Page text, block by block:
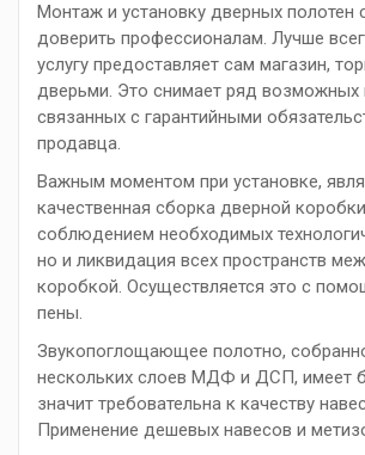
Монтаж и установку дверных полотен
доверить профессионалам. Лучше
услугу предоставляет сам магазин,
дверьми. Это снимает ряд возможных
связанных с гарантийными
продавца.
Важным моментом при установке,
качественная сборка дверной
соблюдением необходимых
но и ликвидация всех пространств
коробкой. Осуществляется это с
пены.
Звукопоглощающее полотно,
нескольких слоев МДФ и ДСП, имеет
значит требовательна к качеству
Применение дешевых навесов и